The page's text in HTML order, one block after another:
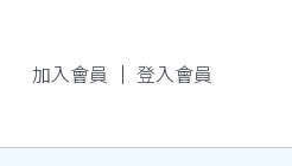
加入會員 ｜ 登入會員